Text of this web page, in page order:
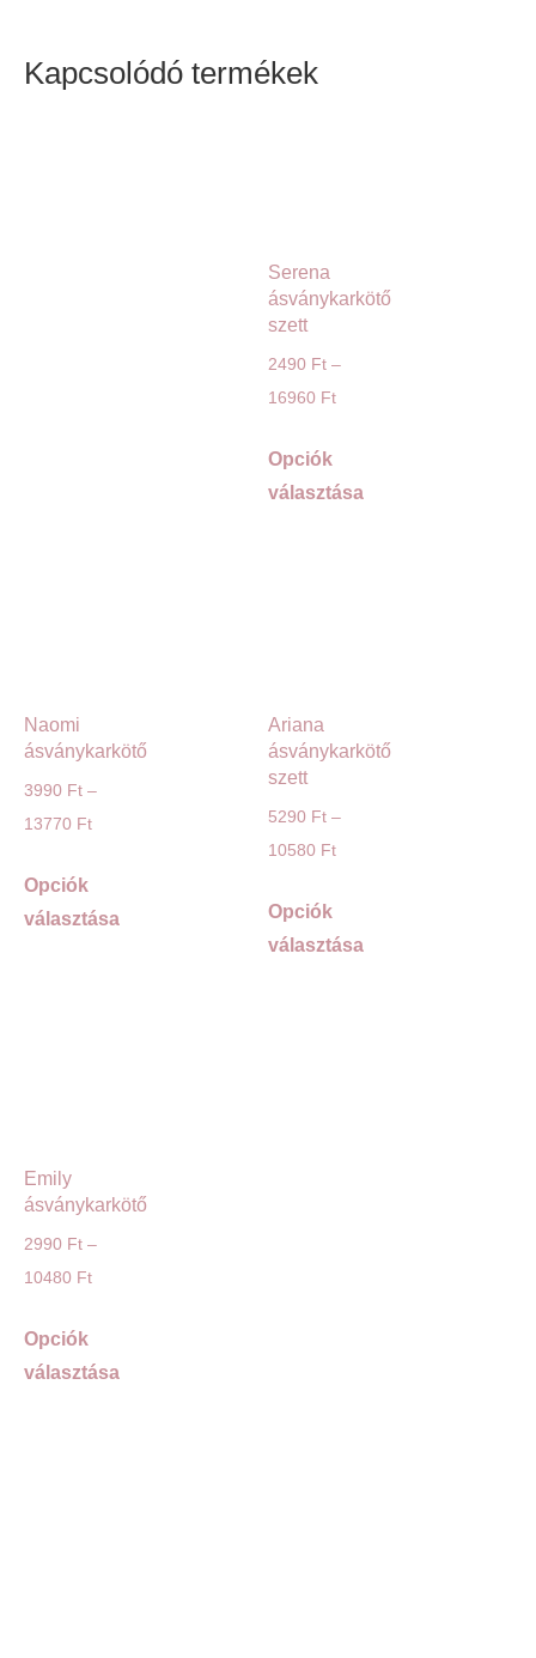
Kapcsolódó termékek
Serena
ásványkarkötő
szett
2490 Ft –
16960 Ft
Opciók
választása
Naomi
ásványkarkötő
3990 Ft –
13770 Ft
Opciók
választása
Ariana
ásványkarkötő
szett
5290 Ft –
10580 Ft
Opciók
választása
Emily
ásványkarkötő
2990 Ft –
10480 Ft
Opciók
választása